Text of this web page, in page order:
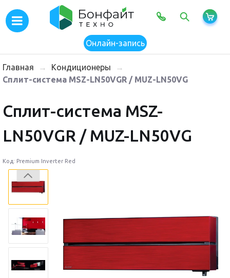
×
Онлайн-запись
Главная → Кондиционеры
→
Сплит-система MSZ-LN50VGR / MUZ-LN50VG
Сплит-система MSZ-
LN50VGR / MUZ-LN50VG
Код: Premium Inverter Red